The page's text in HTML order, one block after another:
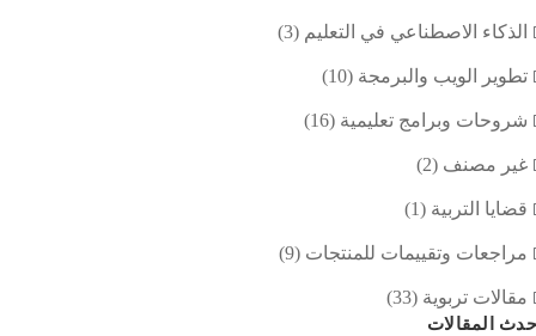
الذكاء الاصطناعي في التعليم
تطوير الويب والبرمجة
شروحات وبرامج تعليمية
غير مصنف
قضايا التربية
مراجعات وتقييمات للمنتجات
مقالات تربوية
المقالات